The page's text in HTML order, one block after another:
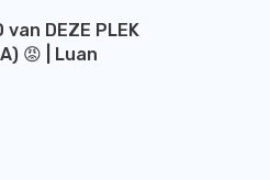
van DEZE PLEK
😡 | Luan